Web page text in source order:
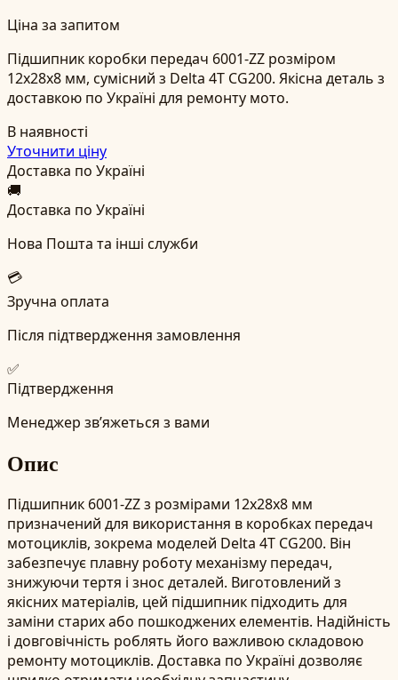
Ціна за запитом
Підшипник коробки передач 6001-ZZ розміром
12x28x8 мм, сумісний з Delta 4T CG200. Якісна деталь з
доставкою по Україні для ремонту мото.
В наявності
Уточнити ціну
Доставка по Україні
🚚
Доставка по Україні
Нова Пошта та інші служби
💳
Зручна оплата
Після підтвердження замовлення
✅
Підтвердження
Менеджер зв’яжеться з вами
Опис
Підшипник 6001-ZZ з розмірами 12x28x8 мм
призначений для використання в коробках передач
мотоциклів, зокрема моделей Delta 4T CG200. Він
забезпечує плавну роботу механізму передач,
знижуючи тертя і знос деталей. Виготовлений з
якісних матеріалів, цей підшипник підходить для
заміни старих або пошкоджених елементів. Надійність
і довговічність роблять його важливою складовою
ремонту мотоциклів. Доставка по Україні дозволяє